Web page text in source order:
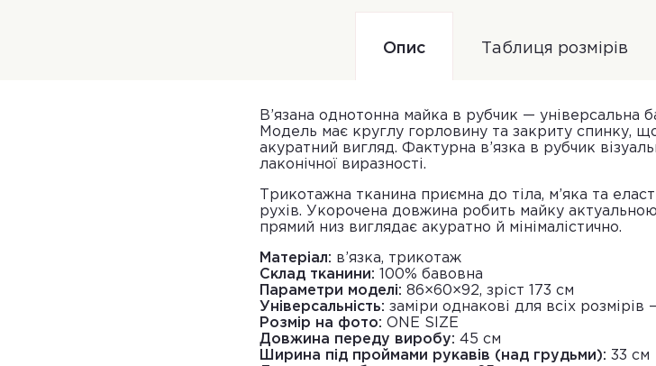
Опис Таблиця розмірів
В’язана однотонна майка в рубчик — універсальна
Модель має круглу горловину та закриту спинку,
акуратний вигляд. Фактурна в’язка в рубчик
лаконічної виразності.
Трикотажна тканина приємна до тіла, м’яка та
рухів. Укорочена довжина робить майку
прямий низ виглядає акуратно й мінімалістично.
Матеріал: в’язка, трикотаж
Склад тканини: 100% бавовна
Параметри моделі: 86×60×92, зріст 173 см
Універсальність: заміри однакові для всіх розмірів
Розмір на фото: ONE SIZE
Довжина переду виробу: 45 см
Ширина під проймами рукавів (над грудьми): 33 см